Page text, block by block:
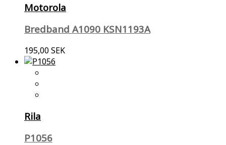
Motorola
Bredband A1090 KSN1193A
195,00 SEK
Rila
P1056